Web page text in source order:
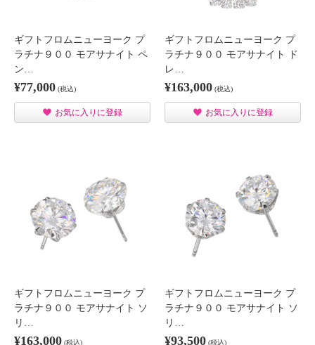
ギフトフロムニューヨーク プ
ラチナ９００ モアサナイト ペ
ン…
¥77,000 (税込)
お気に入りに登録
ギフトフロムニューヨーク プ
ラチナ９００ モアサナイト ド
レ…
¥163,000 (税込)
お気に入りに登録
ギフトフロムニューヨーク プ
ラチナ９００ モアサナイト ソ
リ…
¥163,000 (税込)
ギフトフロムニューヨーク プ
ラチナ９００ モアサナイト ソ
リ…
¥93,500 (税込)